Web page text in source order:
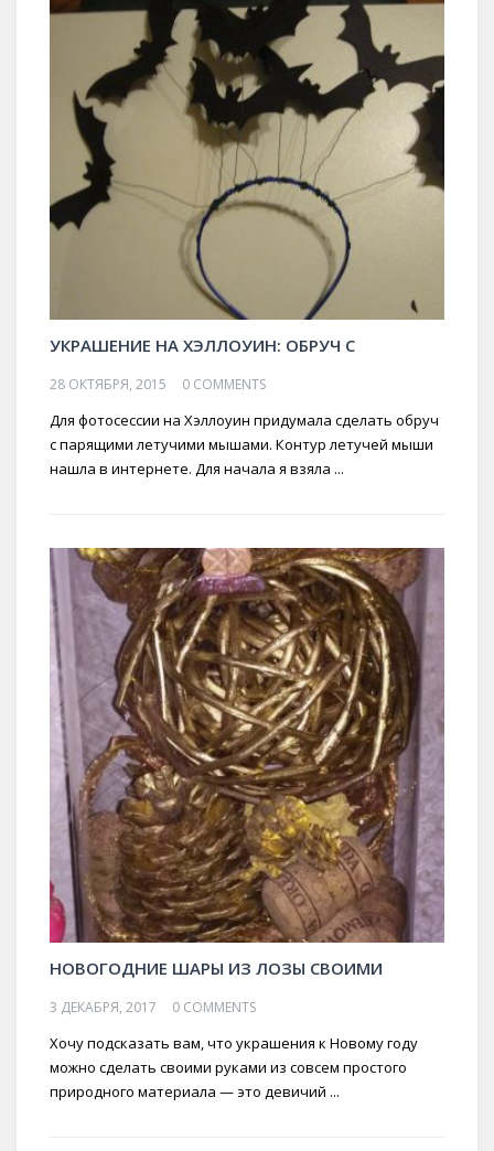
УКРАШЕНИЕ НА ХЭЛЛОУИН: ОБРУЧ С
28 ОКТЯБРЯ, 2015 0 COMMENTS
Для фотосессии на Хэллоуин придумала сделать обруч
с парящими летучими мышами. Контур летучей мыши
нашла в интернете. Для начала я взяла ...
НОВОГОДНИЕ ШАРЫ ИЗ ЛОЗЫ СВОИМИ
3 ДЕКАБРЯ, 2017 0 COMMENTS
Хочу подсказать вам, что украшения к Новому году
можно сделать своими руками из совсем простого
природного материала — это девичий ...